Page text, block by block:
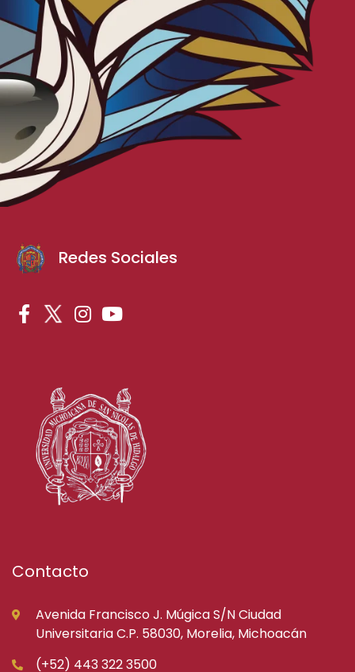
Redes Sociales
Contacto
Avenida Francisco J. Múgica S/N Ciudad
Universitaria C.P. 58030, Morelia, Michoacán
(+52) 443 322 3500